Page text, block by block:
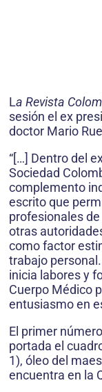
La Revista
sesión el ex
doctor Mario
“[…] Dentro del
Sociedad
complemento
escrito que
profesionales
otras
como factor
trabajo personal.
inicia labores y
Cuerpo Médico
entusiasmo en
El primer
portada el
1), óleo del
encuentra en la